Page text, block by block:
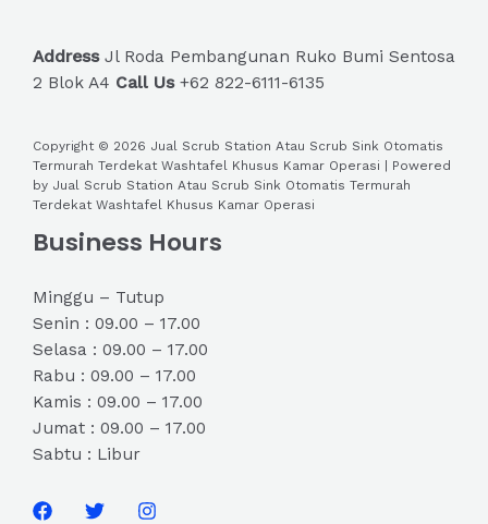
AddressJl Roda Pembangunan Ruko Bumi Sentosa
2 Blok A4 Call Us+62 822-6111-6135
Copyright © 2026 Jual Scrub Station Atau Scrub Sink Otomatis
Termurah Terdekat Washtafel Khusus Kamar Operasi | Powered
by Jual Scrub Station Atau Scrub Sink Otomatis Termurah
Terdekat Washtafel Khusus Kamar Operasi
Business Hours
Minggu – Tutup
Senin : 09.00 – 17.00
Selasa : 09.00 – 17.00
Rabu : 09.00 – 17.00
Kamis : 09.00 – 17.00
Jumat : 09.00 – 17.00
Sabtu : Libur